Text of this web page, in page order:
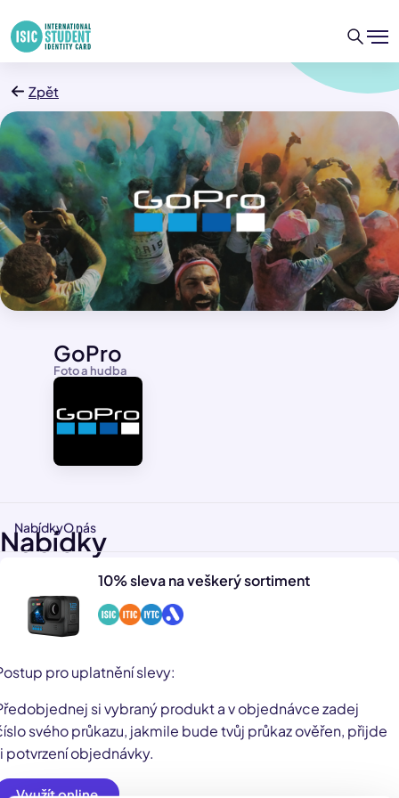
Zpět
Foto a hudba
GoPro
NabídkyO nás
Nabídky
10% sleva na veškerý sortiment
pro uplatnění slevy:
si vybraný produkt a v objednávce zadej
svého průkazu, jakmile bude tvůj průkaz ověřen, přijde
potvrzení objednávky.
Využít online